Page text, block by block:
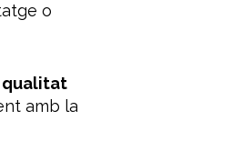
o
qualitat
amb la